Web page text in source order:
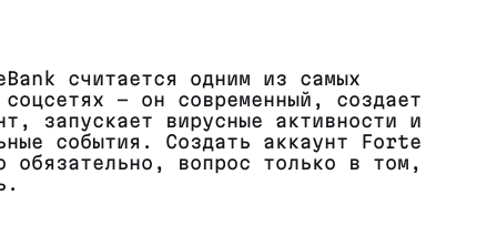
считается одним из самых
- он современный, создает
запускает вирусные активности и
события. Создать аккаунт Forte
вопрос только в том,